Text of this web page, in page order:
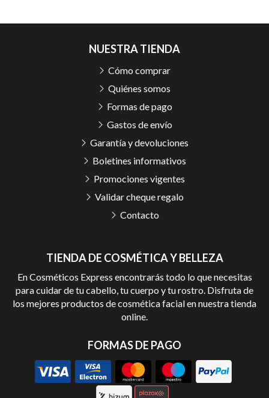
TIENDA DE COSMÉTICA Y BELLEZA
En Cosméticos Express encontrarás todo lo que necesitas
para cuidar de tu cabello, tu cuerpo y tu rostro. Disfruta de
los mejores productos de cosmética facial en nuestra tienda
online.
FORMAS DE PAGO
NUESTRA TIENDA
Cómo comprar
Quiénes somos
Formas de pago
Gastos de envío
Garantía y devoluciones
Boletines informativos
Promociones vigentes
Validar cheque regalo
Contacto